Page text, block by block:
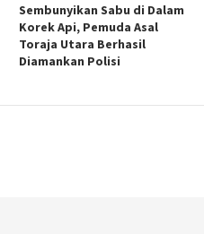
Sembunyikan Sabu di Dalam
Korek Api, Pemuda Asal
Toraja Utara Berhasil
Diamankan Polisi